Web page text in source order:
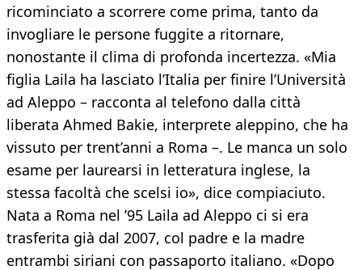
ricominciato a scorrere come prima, tanto da
invogliare le persone fuggite a ritornare,
nonostante il clima di profonda incertezza. «Mia
figlia Laila ha lasciato l’Italia per finire l’Università
ad Aleppo – racconta al telefono dalla città
liberata Ahmed Bakie, interprete aleppino, che ha
vissuto per trent’anni a Roma –. Le manca un solo
esame per laurearsi in letteratura inglese, la
stessa facoltà che scelsi io», dice compiaciuto.
Nata a Roma nel ’95 Laila ad Aleppo ci si era
trasferita già dal 2007, col padre e la madre
entrambi siriani con passaporto italiano. «Dopo